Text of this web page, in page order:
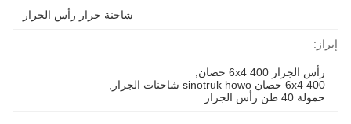
شاحنة جرار رأس الجرار
إبراز:
رأس الجرار 6x4 400 حصان
6x4 400 حصان sinotruk howo شاحنات الجرار
حمولة 40 طن رأس الجرار